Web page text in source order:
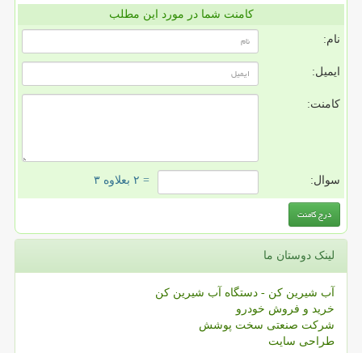
کامنت شما در مورد این مطلب
نام:
ایمیل:
کامنت:
سوال: = ۲ بعلاوه ۳
لینک دوستان ما
آب شیرین کن - دستگاه آب شیرین کن
خرید و فروش خودرو
شرکت صنعتی سخت پوشش
طراحی سایت